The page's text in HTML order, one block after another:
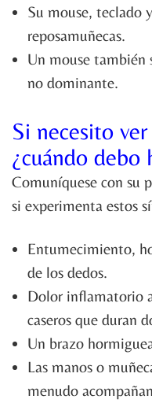
Su mouse, teclado
reposamuñecas.
Un mouse también
no dominante.
Si necesito
¿cuándo debo
Comuníquese con su
si experimenta estos
Entumecimiento,
de los dedos.
Dolor inflamatorio
caseros que duran
Un brazo
Las manos o
menudo